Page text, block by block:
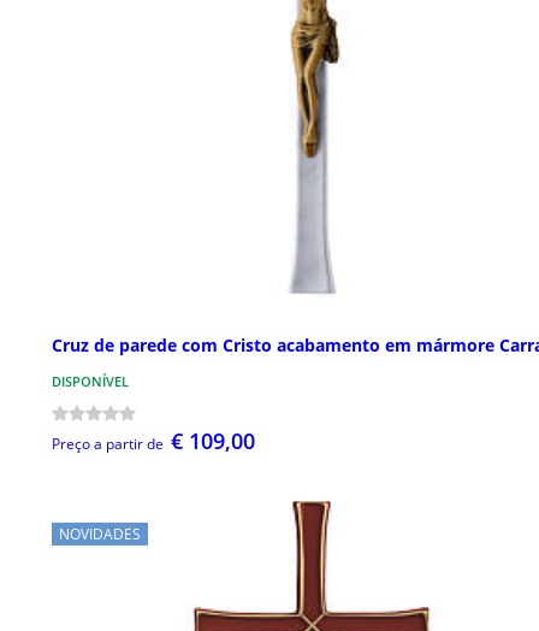
Cruz de parede com Cristo acabamento em mármore
DISPONÍVEL
Preço a partir de € 109,00
NOVIDADES